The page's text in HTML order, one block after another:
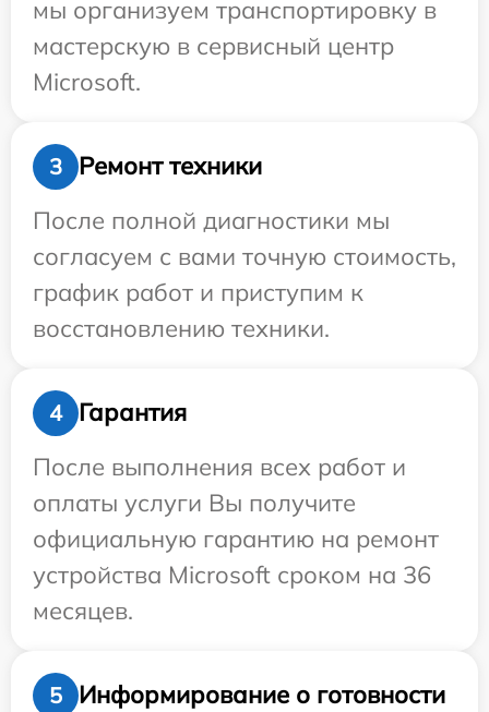
мы организуем транспортировку в
мастерскую в сервисный центр
Microsoft.
3
Ремонт техники
После полной диагностики мы
согласуем с вами точную стоимость,
график работ и приступим к
восстановлению техники.
4
Гарантия
После выполнения всех работ и
оплаты услуги Вы получите
официальную гарантию на ремонт
устройства Microsoft сроком на 36
месяцев.
5
Информирование о готовности